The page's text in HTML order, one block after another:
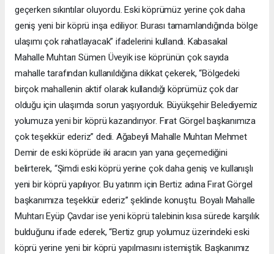
geçerken sıkıntılar oluyordu. Eski köprümüz yerine çok daha
geniş yeni bir köprü inşa ediliyor. Burası tamamlandığında bölge
ulaşımı çok rahatlayacak” ifadelerini kullandı. Kabasakal
Mahalle Muhtarı Sümen Üveyik ise köprünün çok sayıda
mahalle tarafından kullanıldığına dikkat çekerek, “Bölgedeki
birçok mahallenin aktif olarak kullandığı köprümüz çok dar
olduğu için ulaşımda sorun yaşıyorduk. Büyükşehir Belediyemiz
yolumuza yeni bir köprü kazandırıyor. Fırat Görgel başkanımıza
çok teşekkür ederiz” dedi. Ağabeyli Mahalle Muhtarı Mehmet
Demir de eski köprüde iki aracın yan yana geçemediğini
belirterek, “Şimdi eski köprü yerine çok daha geniş ve kullanışlı
yeni bir köprü yapılıyor. Bu yatırım için Bertiz adına Fırat Görgel
başkanımıza teşekkür ederiz” şeklinde konuştu. Boyalı Mahalle
Muhtarı Eyüp Çavdar ise yeni köprü talebinin kısa sürede karşılık
bulduğunu ifade ederek, “Bertiz grup yolumuz üzerindeki eski
köprü yerine yeni bir köprü yapılmasını istemiştik. Başkanımız